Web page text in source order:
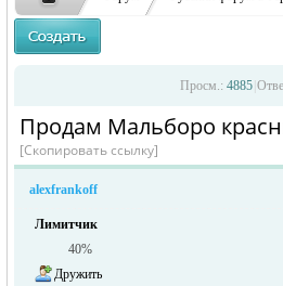
Объявления в Германии
›
Просм.: 4885
Продам Мальборо
[Скопировать ссылку]
alexfrankoff
Лимитчик
40%
Дружить